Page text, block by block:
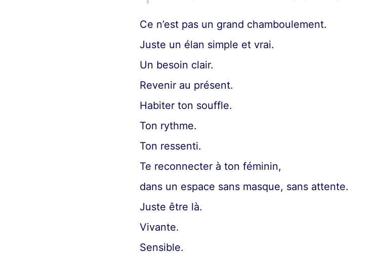
Ce n’est pas un grand chamboulement.
Juste un élan simple et vrai.
Un besoin clair.
Revenir au présent.
Habiter ton souffle.
Ton rythme.
Ton ressenti.
Te reconnecter à ton féminin,
dans un espace sans masque, sans attente.
Juste être là.
Vivante.
Sensible.